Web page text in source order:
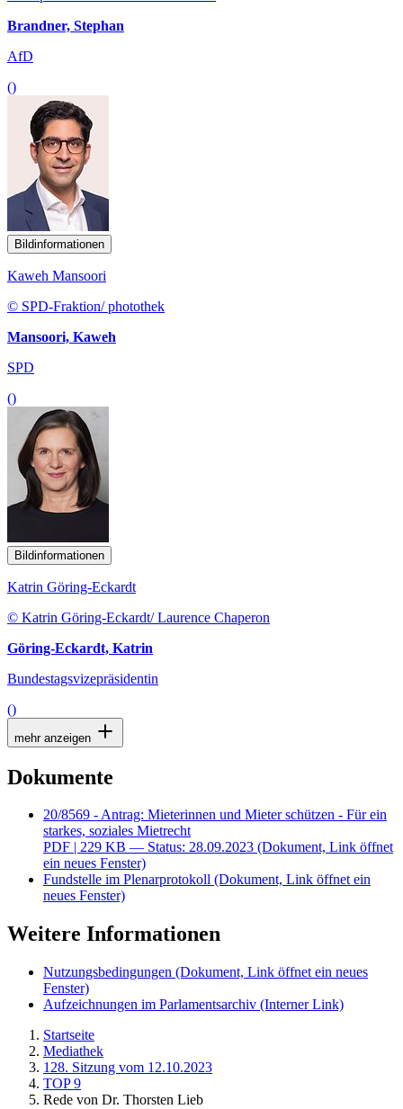
Brandner, Stephan
AfD
()
Bildinformationen
Kaweh Mansoori
© SPD-Fraktion/ photothek
Mansoori, Kaweh
SPD
()
Bildinformationen
Katrin Göring-Eckardt
© Katrin Göring-Eckardt/ Laurence Chaperon
Göring-Eckardt, Katrin
Bundestagsvizepräsidentin
()
mehr anzeigen
Dokumente
20/8569 - Antrag: Mieterinnen und Mieter schützen - Für ein
starkes, soziales Mietrecht
PDF | 229 KB — Status: 28.09.2023 (Dokument, Link öffnet
ein neues Fenster)
Fundstelle im Plenarprotokoll (Dokument, Link öffnet ein
neues Fenster)
Weitere Informationen
Nutzungsbedingungen (Dokument, Link öffnet ein neues
Fenster)
Aufzeichnungen im Parlamentsarchiv (Interner Link)
Startseite
Mediathek
128. Sitzung vom 12.10.2023
TOP 9
Rede von Dr. Thorsten Lieb